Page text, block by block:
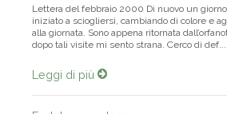
Lettera del febbraio 2000 Di nuovo un
iniziato a sciogliersi, cambiando di colore e
alla giornata. Sono appena ritornata
dopo tali visite mi sento strana. Cerco di def...
Leggi di più